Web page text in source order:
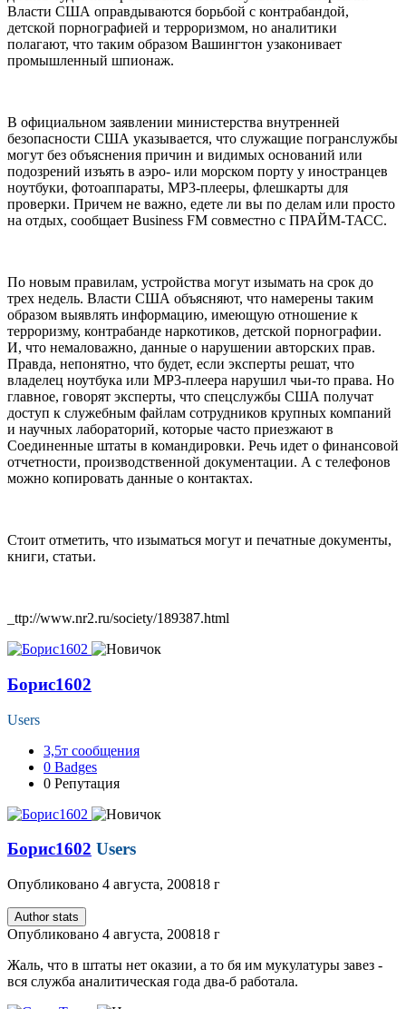
Власти США оправдываются борьбой с контрабандой,
детской порнографией и терроризмом, но аналитики
полагают, что таким образом Вашингтон узаконивает
промышленный шпионаж.
В официальном заявлении министерства внутренней
безопасности США указывается, что служащие погранслужбы
могут без объяснения причин и видимых оснований или
подозрений изъять в аэро- или морском порту у иностранцев
ноутбуки, фотоаппараты, MP3-плееры, флешкарты для
проверки. Причем не важно, едете ли вы по делам или просто
на отдых, сообщает Business FM совместно с ПРАЙМ-ТАСС.
По новым правилам, устройства могут изымать на срок до
трех недель. Власти США объясняют, что намерены таким
образом выявлять информацию, имеющую отношение к
терроризму, контрабанде наркотиков, детской порнографии.
И, что немаловажно, данные о нарушении авторских прав.
Правда, непонятно, что будет, если эксперты решат, что
владелец ноутбука или МР3-плеера нарушил чьи-то права. Но
главное, говорят эксперты, что спецслужбы США получат
доступ к служебным файлам сотрудников крупных компаний
и научных лабораторий, которые часто приезжают в
Соединенные штаты в командировки. Речь идет о финансовой
отчетности, производственной документации. А с телефонов
можно копировать данные о контактах.
Стоит отметить, что изыматься могут и печатные документы,
книги, статьи.
_ttp://www.nr2.ru/society/189387.html
Борис1602
Users
3,5т сообщения
0 Badges
0 Репутация
Борис1602 Users
Опубликовано 4 августа, 200818 г
Author stats
Опубликовано 4 августа, 200818 г
Жаль, что в штаты нет оказии, а то бя им мукулатуры завез -
вся служба аналитическая года два-б работала.